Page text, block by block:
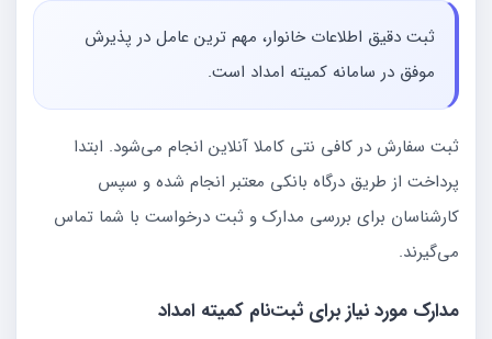
ثبت دقیق اطلاعات خانوار، مهم ترین عامل در پذیرش
موفق در سامانه کمیته امداد است.
ثبت سفارش در کافی نتی کاملا آنلاین انجام می‌شود. ابتدا
پرداخت از طریق درگاه بانکی معتبر انجام شده و سپس
کارشناسان برای بررسی مدارک و ثبت درخواست با شما تماس
می‌گیرند.
مدارک مورد نیاز برای ثبت‌نام کمیته امداد